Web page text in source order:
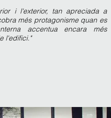
i l'exterior, tan apreciada a
més protagonisme quan es
accentua encara més
l'edifici."